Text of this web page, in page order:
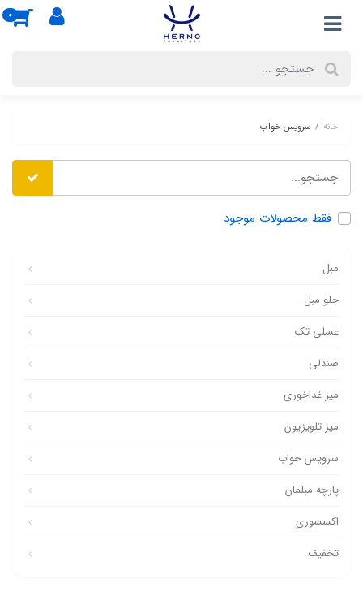
0
خانه سرویس خواب
فقط محصولات موجود
مبل
جلو مبل
عسلی تک
صندلی
میز غذاخوری
میز تلویزیون
سرویس خواب
پارچه مبلمان
اکسسوری
تخفیف